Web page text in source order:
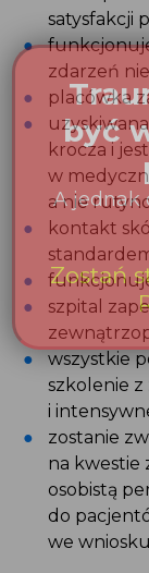
zdarzeń
placówka
krocza i
w
a nie
kontakt
szpital
wszystkie
z zakresu
w
zostanie
na kwestie
osobistą
do
we
Z obserwacji